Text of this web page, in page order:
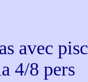
avec
4/8 pers